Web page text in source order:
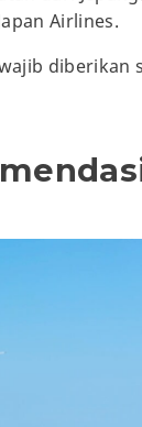
Airlines.
diberikan